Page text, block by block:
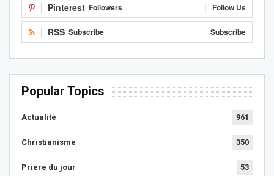
Pinterest Followers Follow Us
RSS Subscribe Subscribe
Popular Topics
Actualité 961
Christianisme 350
Prière du jour 53